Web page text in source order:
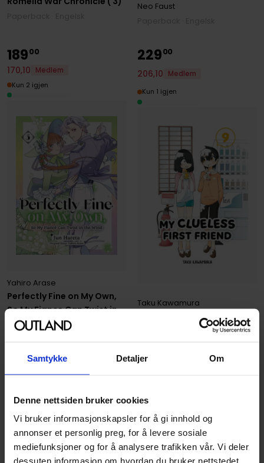
Samtykke Detaljer Om
Denne nettsiden bruker cookies
Vi bruker informasjonskapsler for å gi innhold og
annonser et personlig preg, for å levere sosiale
mediefunksjoner og for å analysere trafikken vår. Vi deler
dessuten informasjon om hvordan du bruker nettstedet
Neo Faust
Perfectly Fine on My Own,
So My Fiance Can Twist in
the Wind 3
Yahiro Arase
Paperback · Engelsk
18900
170,10
Medlem
Kun 2 igjen
My Clueless First Friend 09
Taku Kawamura
My Clueless First FriendVol. 9
22900
206,10
Medlem
Kun 1 igjen
197,10 Medlem
Kun 2 igjen
197
Kun 1 igjen